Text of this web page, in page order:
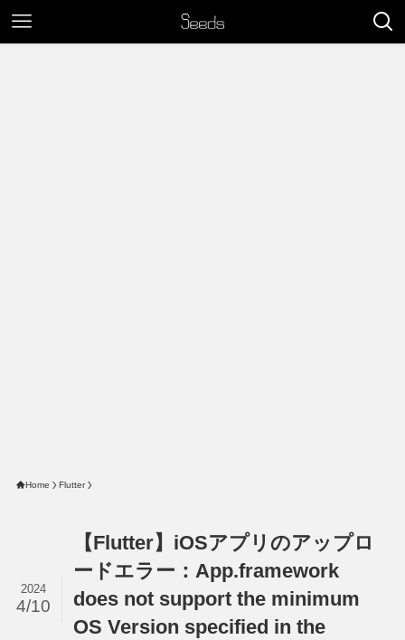
Home Flutter
【Flutter】iOSアプリのアップロ
ードエラー：App.framework
does not support the minimum
OS Version specified in the
2024
4/10